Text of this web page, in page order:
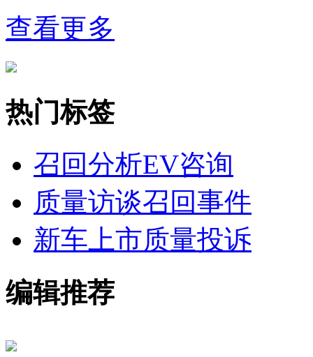
查看更多
热门标签
召回分析EV咨询
质量访谈召回事件
新车上市质量投诉
编辑推荐